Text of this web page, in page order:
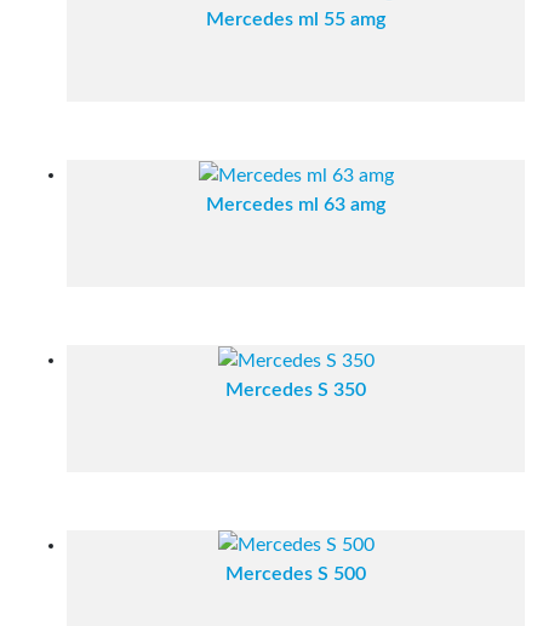
Mercedes ml 55 amg
Mercedes ml 63 amg
Mercedes S 350
Mercedes S 500